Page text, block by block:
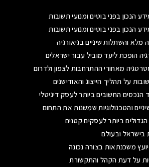
והשתלות שיניים בגיאורגיה
הופכת ליעד מוביל עבור ישראלים
מאחורי ההתרחבות לצפון ולדרום
על תהליך הייצוג והאודישנים
הנכסים החשובים ביותר לעסק דיגיטלי
והטכנולוגיות שמשנות את התחום
ביותר לעסקים קטנים
ובעולם
יועץ משכנתאות בצורה נכונה
על דעת הקהל והתקשורת